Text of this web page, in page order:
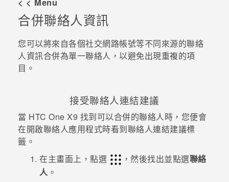
配件
優惠專區
企業採購
VIVELAND
登入
合併聯絡人資訊
您可以將來自各個社交網路帳號等不同來源的聯絡
人資訊合併為單一聯絡人，以避免出現重複的項
目。
接受聯絡人連結建議
當 HTC One X9 找到可以合併的聯絡人時，您便會
在開啟聯絡人應用程式時看到聯絡人連結建議標
籤。
在主畫面上，點選 ，然後找出並點選聯絡
人 。